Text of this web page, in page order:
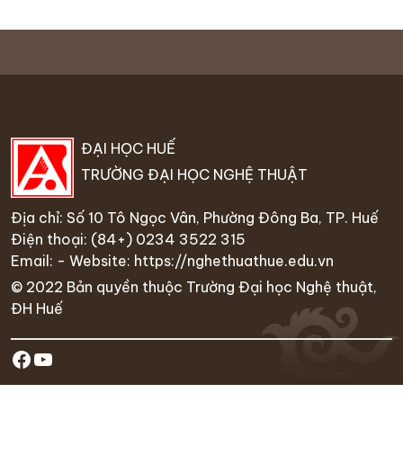
ĐẠI HỌC HUẾ
TRƯỜNG ĐẠI HỌC NGHỆ THUẬT
Địa chỉ: Số 10 Tô Ngọc Vân, Phường Đông Ba, TP. Huế
Điện thoại: (84+) 0234 3522 315
Email: - Website: https://nghethuathue.edu.vn
© 2022 Bản quyền thuộc Trường Đại học Nghệ thuật,
ĐH Huế
https://www.facebook.com/
Youtube